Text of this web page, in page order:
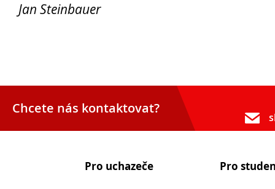
Den otevřených dveří
Jan Steinbauer
Chcete nás kontaktovat?
Pro uchazeče Pro